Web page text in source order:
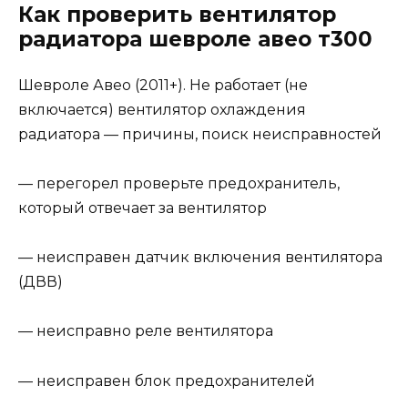
Как проверить вентилятор
радиатора шевроле авео т300
Шевроле Авео (2011+). Не работает (не
включается) вентилятор охлаждения
радиатора — причины, поиск неисправностей
— перегорел проверьте предохранитель,
который отвечает за вентилятор
— неисправен датчик включения вентилятора
(ДВВ)
— неисправно реле вентилятора
— неисправен блок предохранителей